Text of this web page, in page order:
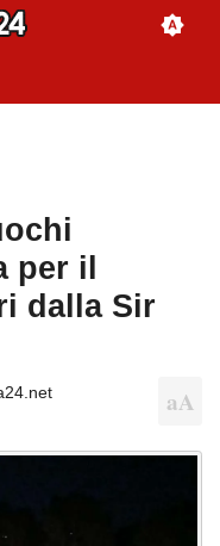
per il
dalla Sir